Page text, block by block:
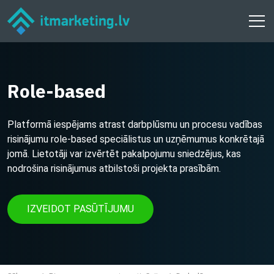
Role-based
Platformā iespējams atrast darbplūsmu un procesu vadības
risinājumu role-based speciālistus un uzņēmumus konkrētajā
jomā. Lietotāji var izvērtēt pakalpojumu sniedzējus, kas
nodrošina risinājumus atbilstoši projekta prasībām.
IZVEIDOT PASŪTĪJUMU